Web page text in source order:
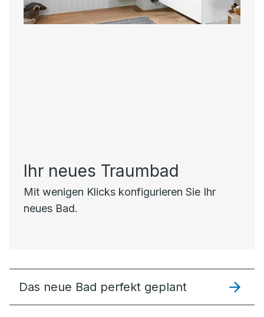
Ihr neues Traumbad
Mit wenigen Klicks konfigurieren Sie Ihr
neues Bad.
Das neue Bad perfekt geplant